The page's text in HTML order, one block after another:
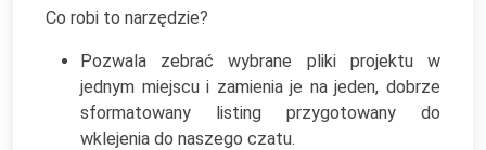
Co robi to narzędzie?
Pozwala zebrać wybrane pliki projektu w
jednym miejscu i zamienia je na jeden, dobrze
sformatowany listing przygotowany do
wklejenia do naszego czatu.